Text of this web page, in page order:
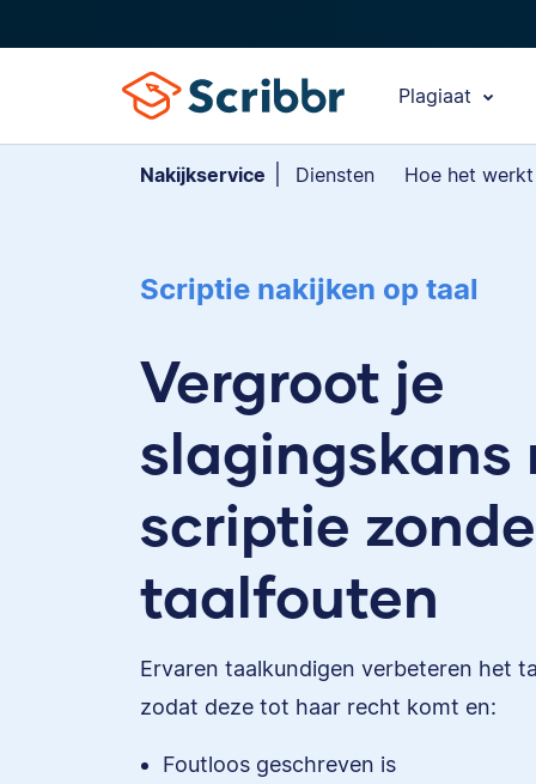
Plagiaat
Nakijkservice Diensten Hoe het werkt
Scriptie nakijken op taal
Vergroot je
slagingskans
scriptie
taalfouten
Ervaren taalkundigen verbeteren het
zodat deze tot haar recht komt en:
Foutloos geschreven is